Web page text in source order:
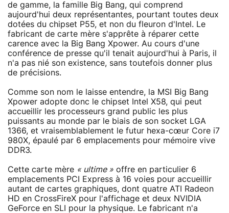
de gamme, la famille Big Bang, qui comprend
aujourd'hui deux représentantes, pourtant toutes deux
dotées du chipset P55, et non du fleuron d'Intel. Le
fabricant de carte mère s'apprête à réparer cette
carence avec la Big Bang Xpower. Au cours d'une
conférence de presse qu'il tenait aujourd'hui à Paris, il
n'a pas nié son existence, sans toutefois donner plus
de précisions.
Comme son nom le laisse entendre, la MSI Big Bang
Xpower adopte donc le chipset Intel X58, qui peut
accueillir les processeurs grand public les plus
puissants au monde par le biais de son socket LGA
1366, et vraisemblablement le futur hexa-cœur Core i7
980X, épaulé par 6 emplacements pour mémoire vive
DDR3.
Cette carte mère « ultime » offre en particulier 6
emplacements PCI Express à 16 voies pour accueillir
autant de cartes graphiques, dont quatre ATI Radeon
HD en CrossFireX pour l'affichage et deux NVIDIA
GeForce en SLI pour la physique. Le fabricant n'a